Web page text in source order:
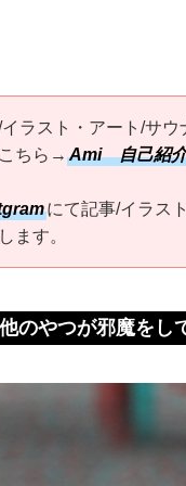
イラスト・アート/サ
ちら→ Ami 自己紹
にて記事/イラス
ます。
のやつが邪魔をし